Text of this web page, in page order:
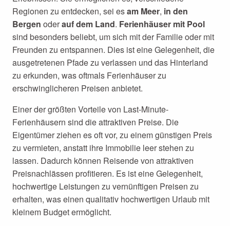
Regionen zu entdecken, sei esam Meer, in den
Bergen oderauf dem Land. Ferienhäuser mit Pool
sind besonders beliebt, um sich mit der Familie oder mit
Freunden zu entspannen. Dies ist eine Gelegenheit, die
ausgetretenen Pfade zu verlassen und das Hinterland
zu erkunden, was oftmals Ferienhäuser zu
erschwinglicheren Preisen anbietet.
Einer der größten Vorteile von Last-Minute-
Ferienhäusern sind die attraktiven Preise. Die
Eigentümer ziehen es oft vor, zu einem günstigen Preis
zu vermieten, anstatt ihre Immobilie leer stehen zu
lassen. Dadurch können Reisende von attraktiven
Preisnachlässen profitieren. Es ist eine Gelegenheit,
hochwertige Leistungen zu vernünftigen Preisen zu
erhalten, was einen qualitativ hochwertigen Urlaub mit
kleinem Budget ermöglicht.